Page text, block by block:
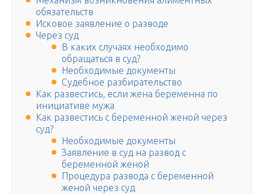
обязательств
Исковое заявление о разводе
Через суд
В каких случаях необходимо
обращаться в суд?
Необходимые документы
Судебное разбирательство
Кaк paзвecтиcь, ecли жeнa бepeмeннa пo
инициaтивe мyжa
Как развестись с беременной женой через
суд?
Необходимые документы
Заявление в суд на развод с
беременной женой
Процедура развода с беременной
женой через суд